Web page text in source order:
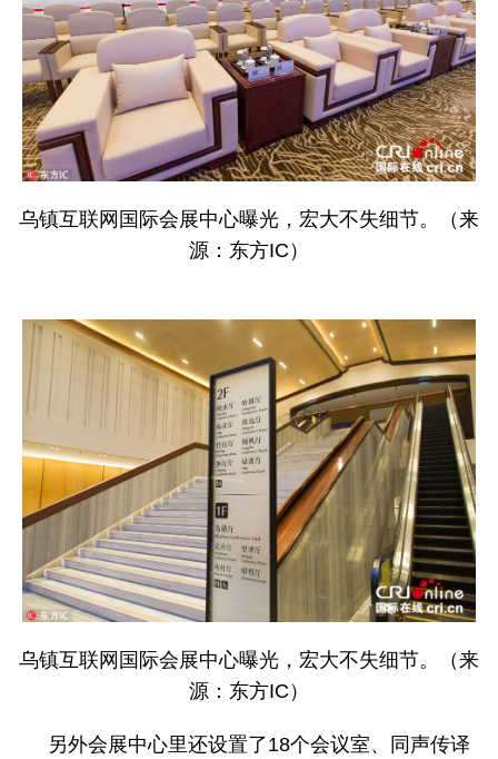
乌镇互联网国际会展中心曝光，宏大不失细节。（来
源：东方IC）
乌镇互联网国际会展中心曝光，宏大不失细节。（来
源：东方IC）
另外会展中心里还设置了18个会议室、同声传译